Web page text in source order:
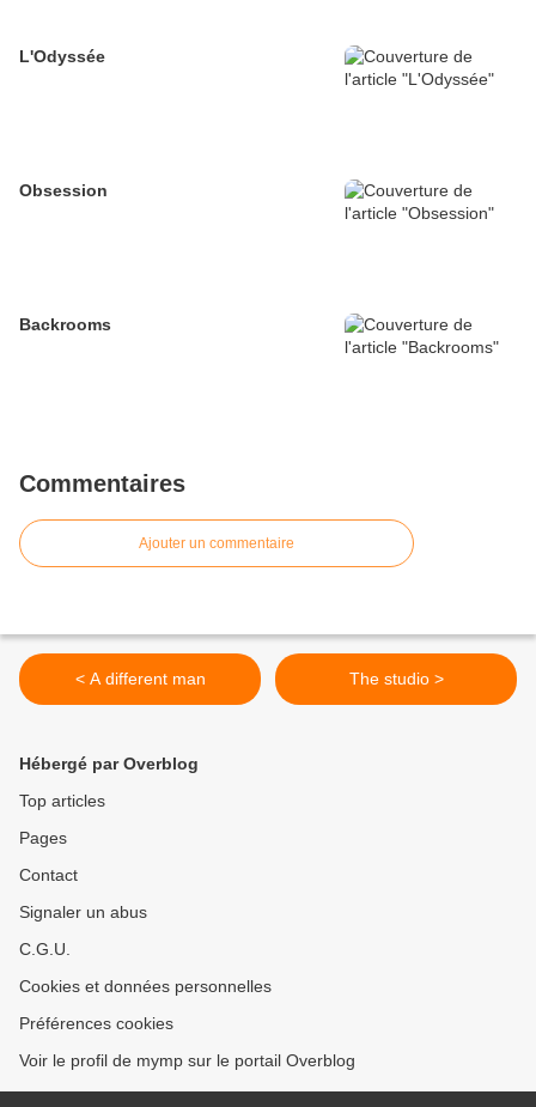
L'Odyssée
Obsession
Backrooms
Commentaires
Ajouter un commentaire
< A different man The studio >
Hébergé par Overblog
Top articles
Pages
Contact
Signaler un abus
C.G.U.
Cookies et données personnelles
Préférences cookies
Voir le profil de mymp sur le portail Overblog